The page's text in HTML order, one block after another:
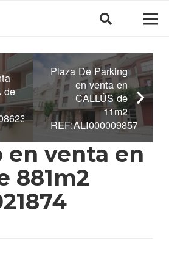
de
Plaza De Parking
en venta en
CALLÚS de
11m2
REF:ALI0000098570
en venta en
881m2